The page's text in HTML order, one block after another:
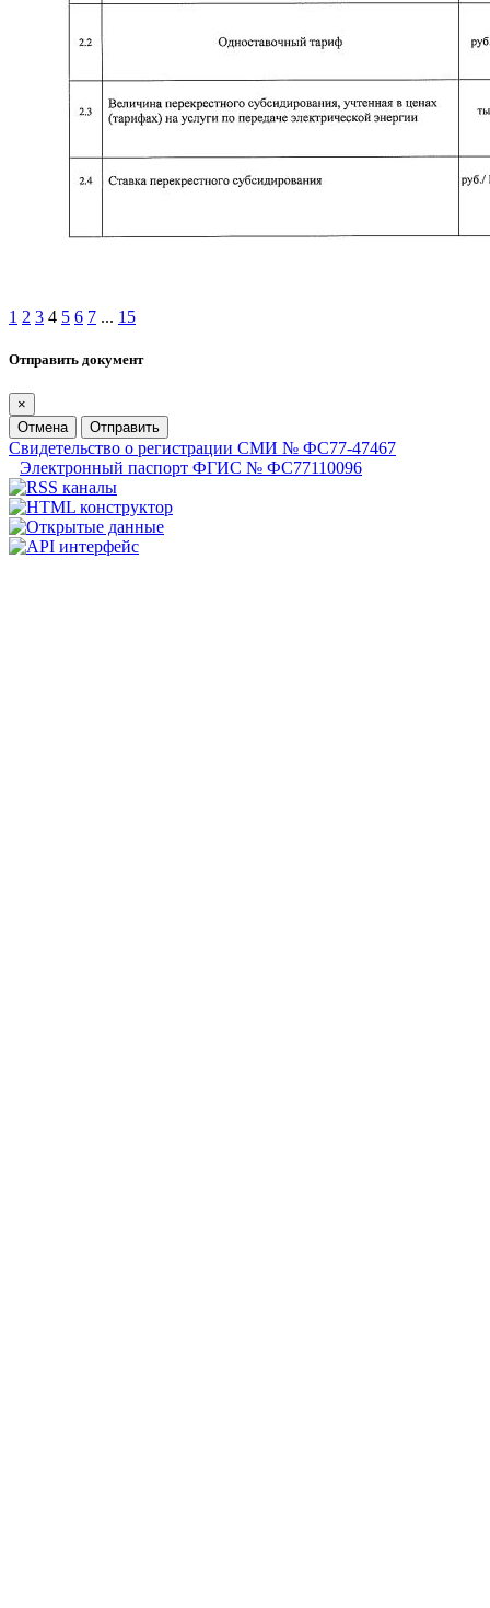
1 2 3 4 5 6 7 ... 15
Отправить документ
×
Отмена
Отправить
Свидетельство о регистрации СМИ № ФС77-47467
Электронный паспорт ФГИС № ФС77110096